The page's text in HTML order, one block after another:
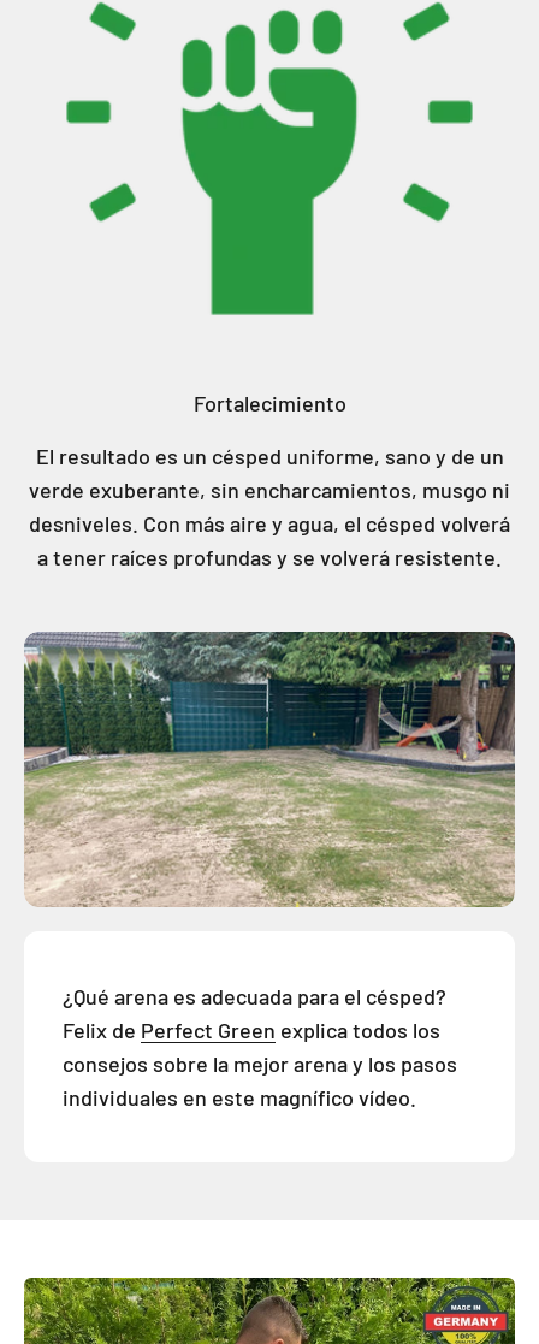
Fortalecimiento
El resultado es un césped uniforme, sano y de un
verde exuberante, sin encharcamientos, musgo ni
desniveles. Con más aire y agua, el césped volverá
a tener raíces profundas y se volverá resistente.
¿Qué arena es adecuada para el césped?
Felix de Perfect Green explica todos los
consejos sobre la mejor arena y los pasos
individuales en este magnífico vídeo.